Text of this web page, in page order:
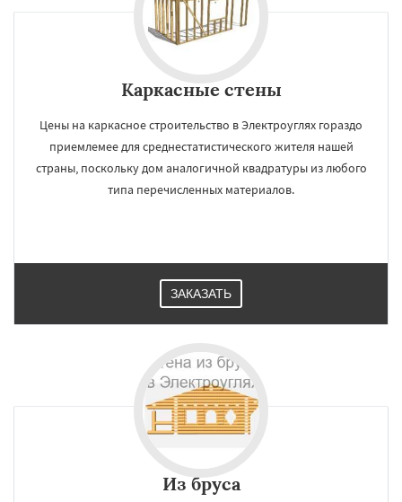
Каркасные стены
Цены на каркасное строительство в Электроуглях гораздо
приемлемее для среднестатистического жителя нашей
страны, поскольку дом аналогичной квадратуры из любого
типа перечисленных материалов.
ЗАКАЗАТЬ
Из бруса